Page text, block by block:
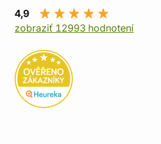
4,9
zobraziť 12993 hodnotení